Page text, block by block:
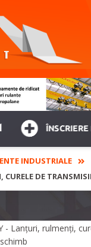
INDUSTRIALE
DE